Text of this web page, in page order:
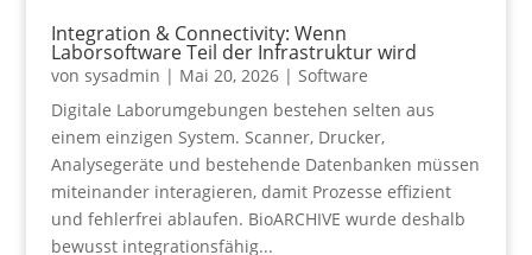
Integration & Connectivity: Wenn
Laborsoftware Teil der Infrastruktur wird
von sysadmin | Mai 20, 2026| Software
Digitale Laborumgebungen bestehen selten aus
einem einzigen System. Scanner, Drucker,
Analysegeräte und bestehende Datenbanken müssen
miteinander interagieren, damit Prozesse effizient
und fehlerfrei ablaufen. BioARCHIVE wurde deshalb
bewusst integrationsfähig...